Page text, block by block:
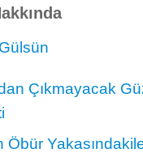
Çıkmayacak
Öbür